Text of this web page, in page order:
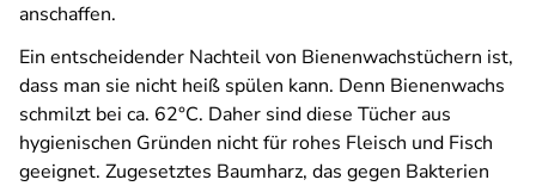
anschaffen.
Ein entscheidender Nachteil von Bienenwachstüchern ist,
dass man sie nicht heiß spülen kann. Denn Bienenwachs
schmilzt bei ca. 62°C. Daher sind diese Tücher aus
hygienischen Gründen nicht für rohes Fleisch und Fisch
geeignet. Zugesetztes Baumharz, das gegen Bakterien